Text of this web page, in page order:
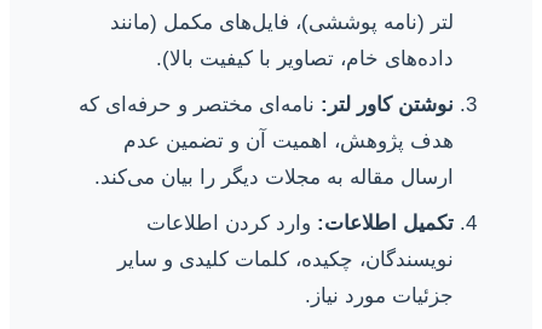
لتر (نامه پوششی)، فایل‌های مکمل (مانند
داده‌های خام، تصاویر با کیفیت بالا).
نوشتن کاور لتر: نامه‌ای مختصر و حرفه‌ای که
هدف پژوهش، اهمیت آن و تضمین عدم
ارسال مقاله به مجلات دیگر را بیان می‌کند.
تکمیل اطلاعات: وارد کردن اطلاعات
نویسندگان، چکیده، کلمات کلیدی و سایر
جزئیات مورد نیاز.